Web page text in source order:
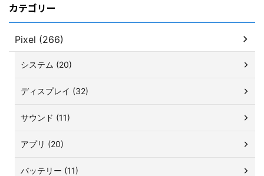
カテゴリー
Pixel (266)
システム (20)
ディスプレイ (32)
サウンド (11)
アプリ (20)
バッテリー (11)